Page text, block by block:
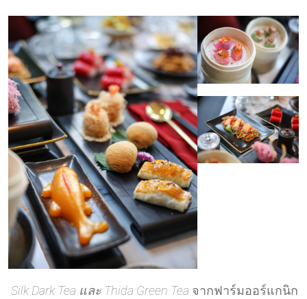
Silk Dark Tea และ Thida Green Tea จากฟาร์มออร์แกนิก